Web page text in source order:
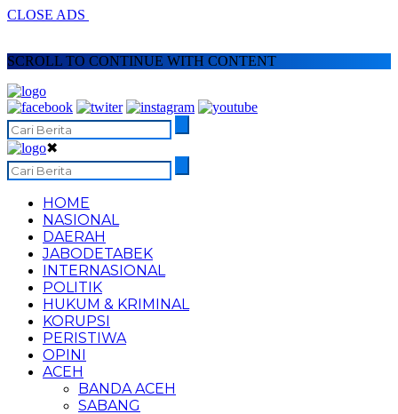
CLOSE ADS
SCROLL TO CONTINUE WITH CONTENT
✖
HOME
NASIONAL
DAERAH
JABODETABEK
INTERNASIONAL
POLITIK
HUKUM & KRIMINAL
KORUPSI
PERISTIWA
OPINI
ACEH
BANDA ACEH
SABANG